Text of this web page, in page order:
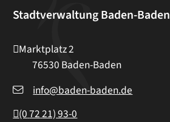
Stadtverwaltung Baden-Baden
Marktplatz 2
76530 Baden-Baden
info@baden-baden.de
(07221) 93-0